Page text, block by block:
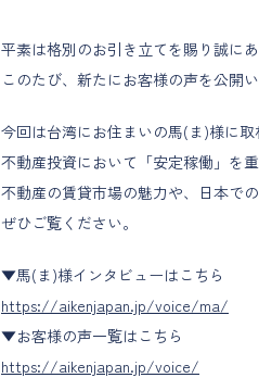
平素は格別のお引き立てを賜り誠に
このたび、新たにお客様の声を公開い
今回は台湾にお住まいの馬(ま)様に取
不動産投資において「安定稼働」を
不動産の賃貸市場の魅力や、日本で
ぜひご覧ください。
▼馬(ま)様インタビューはこちら
https://aikenjapan.jp/voice/ma/
▼お客様の声一覧はこちら
https://aikenjapan.jp/voice/